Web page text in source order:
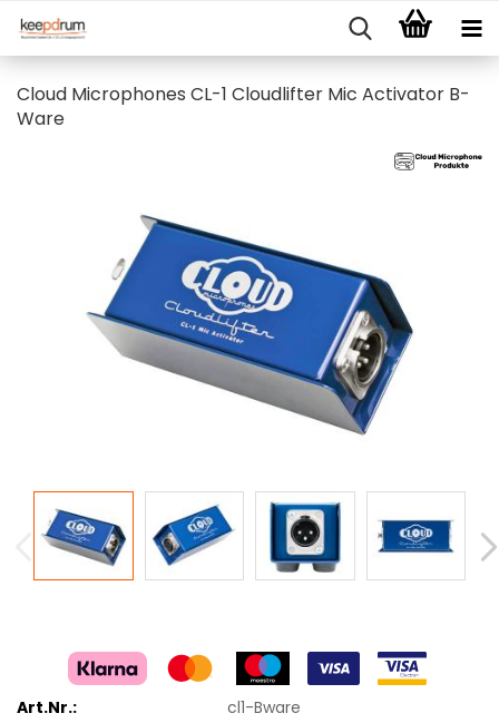
Cloud Microphones CL-1 Cloudlifter Mic Activator B-
Ware
Art.Nr.:
cl1-Bware